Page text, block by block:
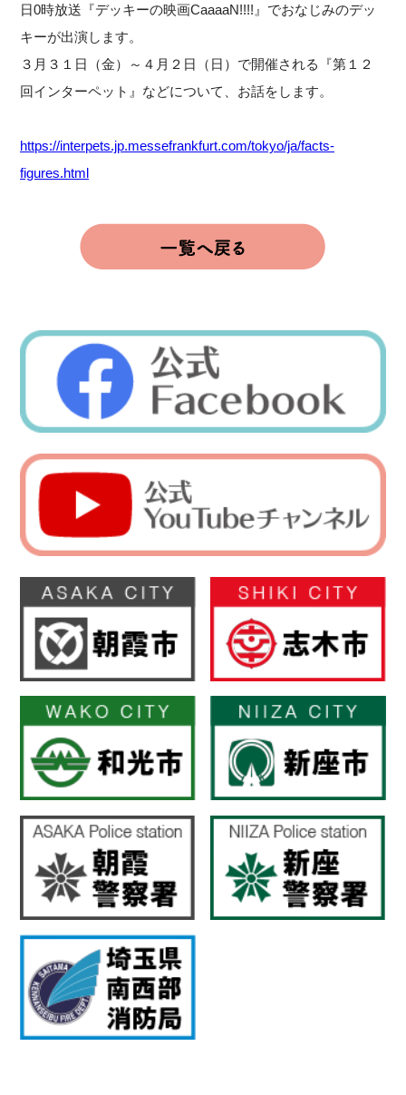
日0時放送『デッキーの映画CaaaaN!!!!』でおなじみのデッ
キーが出演します。
３月３１日（金）～４月２日（日）で開催される『第１２
回インターペット』などについて、お話をします。
https://interpets.jp.messefrankfurt.com/tokyo/ja/facts-
figures.html